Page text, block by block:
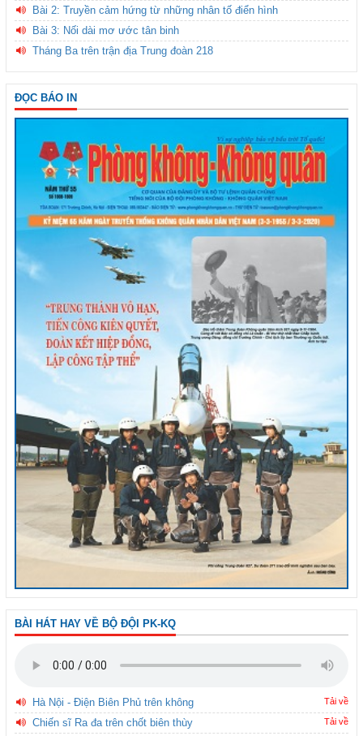
Bài 2: Truyền cảm hứng từ những nhân tố điển hình
Bài 3: Nối dài mơ ước tân binh
Tháng Ba trên trận địa Trung đoàn 218
ĐỌC BÁO IN
BÀI HÁT HAY VỀ BỘ ĐỘI PK-KQ
Hà Nội - Điện Biên Phủ trên không Tải về
Chiến sĩ Ra đa trên chốt biên thùy Tải về